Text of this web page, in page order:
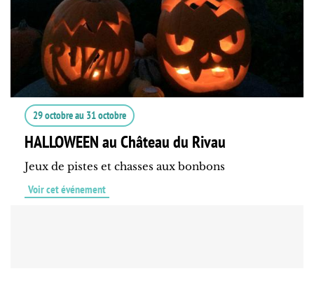
29 octobreau 31 octobre
HALLOWEEN au Château du Rivau
Jeux de pistes et chasses aux bonbons
Voir cet événement